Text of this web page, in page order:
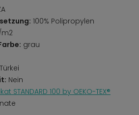
100% Polipropylen
grau
Türkei
Nein
STANDARD 100 by OEKO-TEX®